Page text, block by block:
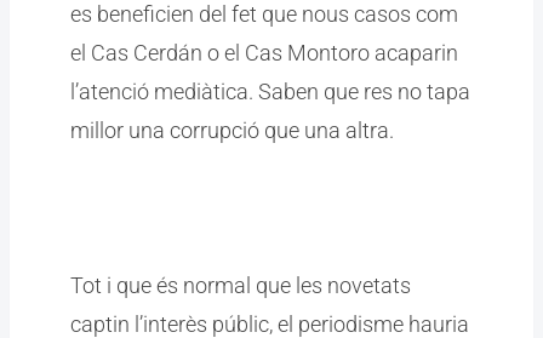
es beneficien del fet que nous casos com
el Cas Cerdán o el Cas Montoro acaparin
l’atenció mediàtica. Saben que res no tapa
millor una corrupció que una altra.
Tot i que és normal que les novetats
captin l’interès públic, el periodisme hauria